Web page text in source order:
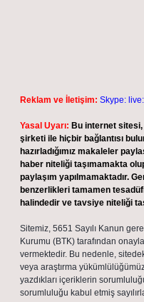
Reklam ve İletişim: Skype:
Yasal Uyarı: Bu internet
şirketi ile hiçbir bağlantısı
hazırladığımız makaleler
haber niteliği taşımamakta
paylaşım yapılmamaktadır.
benzerlikleri tamamen
halindedir ve tavsiye niteliği
Sitemiz, 5651 Sayılı Kanun
Kurumu (BTK) tarafından
vermektedir. Bu nedenle,
veya araştırma
yazdıkları içeriklerin
sorumluluğu kabul etmiş